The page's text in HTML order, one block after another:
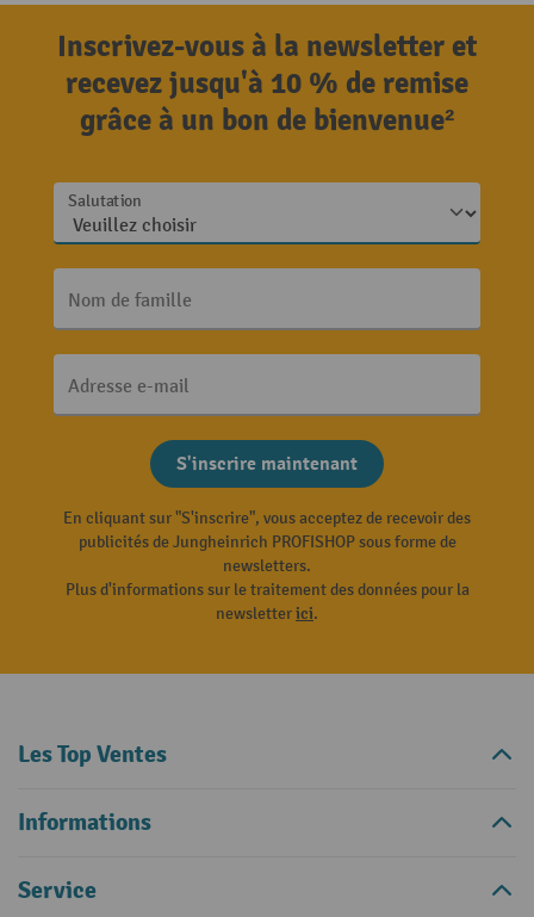
Inscrivez-vous à la newsletter et
recevez jusqu'à 10 % de remise
grâce à un bon de bienvenue²
Salutation
Nom de famille
Adresse e-mail
S'inscrire maintenant
En cliquant sur "S'inscrire", vous acceptez de recevoir des
publicités de Jungheinrich PROFISHOP sous forme de
newsletters.
Plus d'informations sur le traitement des données pour la
newsletterici.
Les Top Ventes
Informations
Service